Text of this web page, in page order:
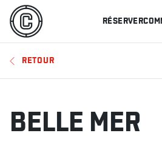
RÉSERVER
MENU
RESTAURANTS
OFFRES ET
RETOUR
BELLE MER